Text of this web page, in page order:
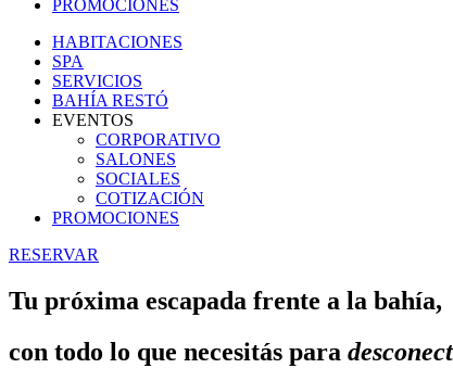
PROMOCIONES
HABITACIONES
SPA
SERVICIOS
BAHÍA RESTÓ
EVENTOS
CORPORATIVO
SALONES
SOCIALES
COTIZACIÓN
PROMOCIONES
RESERVAR
Tu próxima escapada frente a la bahía,
con todo lo que necesitás para